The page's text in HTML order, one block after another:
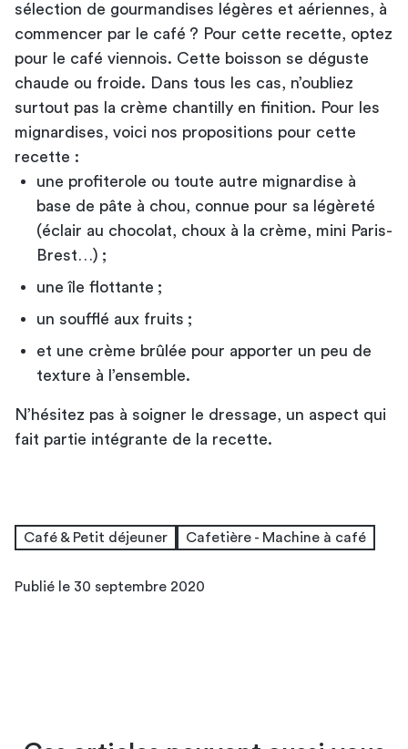
sélection de gourmandises légères et aériennes, à
commencer par le café ? Pour cette recette, optez
pour le café viennois. Cette boisson se déguste
chaude ou froide. Dans tous les cas, n’oubliez
surtout pas la crème chantilly en finition. Pour les
mignardises, voici nos propositions pour cette
recette :
une profiterole ou toute autre mignardise à
base de pâte à chou, connue pour sa légèreté
(éclair au chocolat, choux à la crème, mini Paris-
Brest…) ;
une île flottante ;
un soufflé aux fruits ;
et une crème brûlée pour apporter un peu de
texture à l’ensemble.
N’hésitez pas à soigner le dressage, un aspect qui
fait partie intégrante de la recette.
Café & Petit déjeuner Cafetière - Machine à café
Publié le 30 septembre 2020